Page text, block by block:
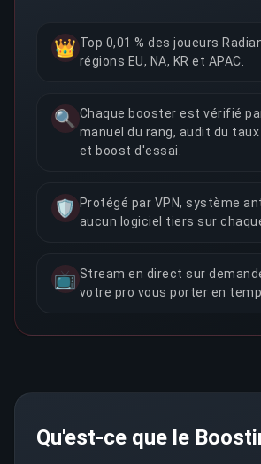
👑 Top 0,01 % des joueurs
régions EU, NA, KR et APAC.
🔍 Chaque booster est vérifié
manuel du rang, audit du
et boost d'essai.
🛡️ Protégé par VPN, système
aucun logiciel tiers sur
📺 Stream en direct sur
votre pro vous porter en
Qu'est-ce que le